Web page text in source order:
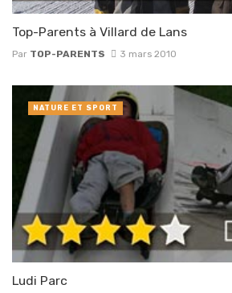
Top-Parents à Villard de Lans
Par TOP-PARENTS 3 mars 2010
Ludi Parc
NATURE ET SPORT